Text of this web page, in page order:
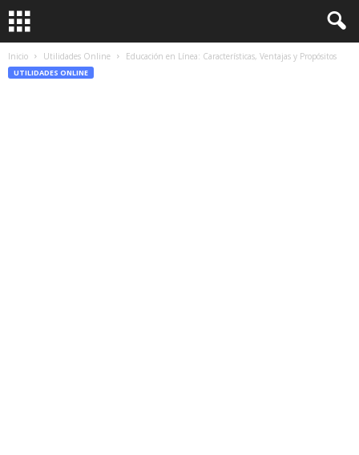
Inicio Utilidades Online Educación en Línea: Características, Ventajas y Propósitos
UTILIDADES ONLINE